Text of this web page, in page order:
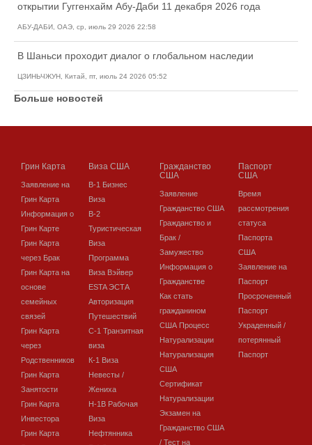
открытии Гуггенхайм Абу-Даби 11 декабря 2026 года
АБУ-ДАБИ, ОАЭ, ср, июль 29 2026 22:58
В Шаньси проходит диалог о глобальном наследии
ЦЗИНЬЧЖУН, Китай, пт, июль 24 2026 05:52
Больше новостей
Грин Карта
Заявление на
Грин Карта
Информация о
Грин Карте
Грин Карта
через Брак
Грин Карта на
основе
семейных
связей
Грин Карта
через
Родственников
Грин Карта
Занятости
Грин Карта
Инвестора
Грин Карта
Виза США
В-1 Бизнес
Виза
В-2
Туристическая
Виза
Программа
Виза Вэйвер
ESTA ЭСТА
Авторизация
Путешествий
C-1 Транзитная
виза
К-1 Виза
Невесты /
Жениха
H-1B Рабочая
Виза
Нефтянника
Гражданство
США
Заявление
Гражданство США
Гражданство и
Брак /
Замужество
Информация о
Гражданстве
Как стать
гражданином
США Процесс
Натурализации
Натурализация
США
Сертификат
Натурализации
Экзамен на
Гражданство США
/ Тест на
Паспорт
США
Время
рассмотрения
статуса
Паспорта
США
Заявление на
Паспорт
Просроченный
Паспорт
Украденный /
потерянный
Паспорт